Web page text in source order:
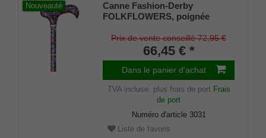
Nouveauté
Canne Fashion-Derby
FOLKFLOWERS, poignée
design floral, canne en métal
léger stable, réglable en
hauteur, anneau de
mesure,amortisseur en
caoutchouc
Prix de vente conseillé 72,95 €
66,45 € *
Dans le panier d'achat
TVA incluse. plus frais de port Frais
de port
Numéro d'article 3031
Liste de favoris